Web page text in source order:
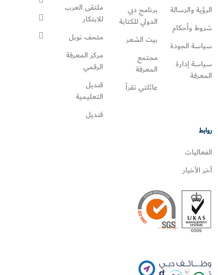
الرؤية والرسالة
شروط وأحكام
سياسة الجودة
سياسة إدارة
المعرفة
برنامج دبي
الدولي للكتابة
بيت الشعر
مجتمع
المعرفة
عائلتي تقرأ‎
ملتقى العرب
للابتكار
متحف نوبل
مركز المعرفة
الرقمي
قنديل
التعليمية
قنديل
روابط
الفعاليات
آخر الأخبار